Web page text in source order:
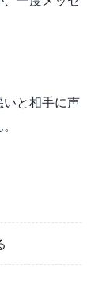
と相手に声